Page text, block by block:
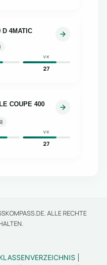
D 4MATIC
VK
27
COUPE 400
VK
27
ALLE RECHTE